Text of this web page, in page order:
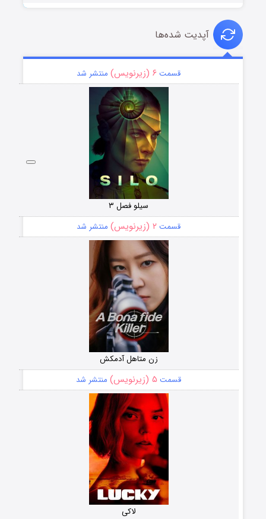
آپدیت شده‌ها
قسمت ۶ (زیرنویس) منتشر شد
سیلو فصل ۳
قسمت ۲ (زیرنویس) منتشر شد
زن متاهل آدمکش
قسمت ۵ (زیرنویس) منتشر شد
لاکی